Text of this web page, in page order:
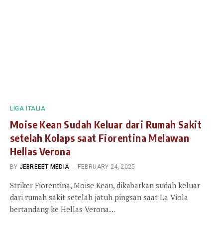
LIGA ITALIA
Moise Kean Sudah Keluar dari Rumah Sakit
setelah Kolaps saat Fiorentina Melawan
Hellas Verona
BY JEBREEET MEDIA FEBRUARY 24, 2025
Striker Fiorentina, Moise Kean, dikabarkan sudah keluar
dari rumah sakit setelah jatuh pingsan saat La Viola
bertandang ke Hellas Verona…